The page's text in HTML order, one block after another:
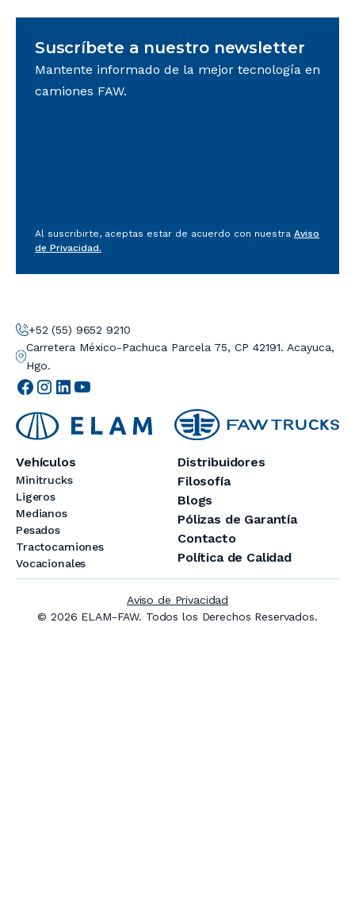
Suscríbete a nuestro newsletter
Mantente informado de la mejor tecnología en
camiones FAW.
Al suscribirte, aceptas estar de acuerdo con nuestra Aviso
de Privacidad.
+52 (55) 9652 9210
Carretera México-Pachuca Parcela 75, CP 42191. Acayuca,
Hgo.
Vehículos
Minitrucks
Ligeros
Medianos
Pesados
Tractocamiones
Vocacionales
Distribuidores
Filosofía
Blogs
Pólizas de Garantía
Contacto
Política de Calidad
© 2026 ELAM-FAW. Todos los Derechos Reservados.
Aviso de Privacidad